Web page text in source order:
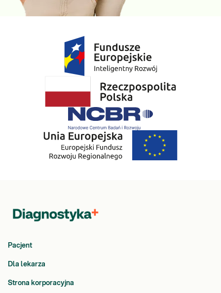
Pacjent
Dla lekarza
Strona korporacyjna